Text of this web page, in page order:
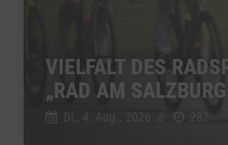
VIELFALT DES
„RAD AM
Di., 4. Aug.. 2026 // 282